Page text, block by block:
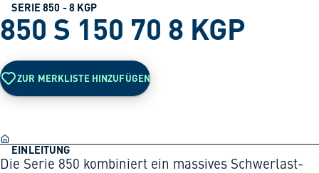
SERIE 850 - 8 KGP
850 S 150 70 8 KGP
ZUR MERKLISTE HINZUFÜGEN
EINLEITUNG
Die Serie 850 kombiniert ein massives Schwerlast-